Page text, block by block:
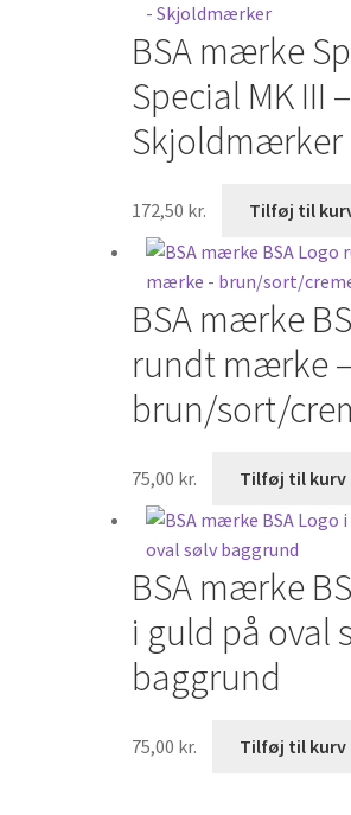
BSA mærke
Special MK III –
Skjoldmærker
172,50 kr. Tilføj til
BSA mærke
rundt mærke –
brun/sort/
75,00 kr. Tilføj til kurv
BSA mærke
i guld på oval
baggrund
75,00 kr. Tilføj til kurv